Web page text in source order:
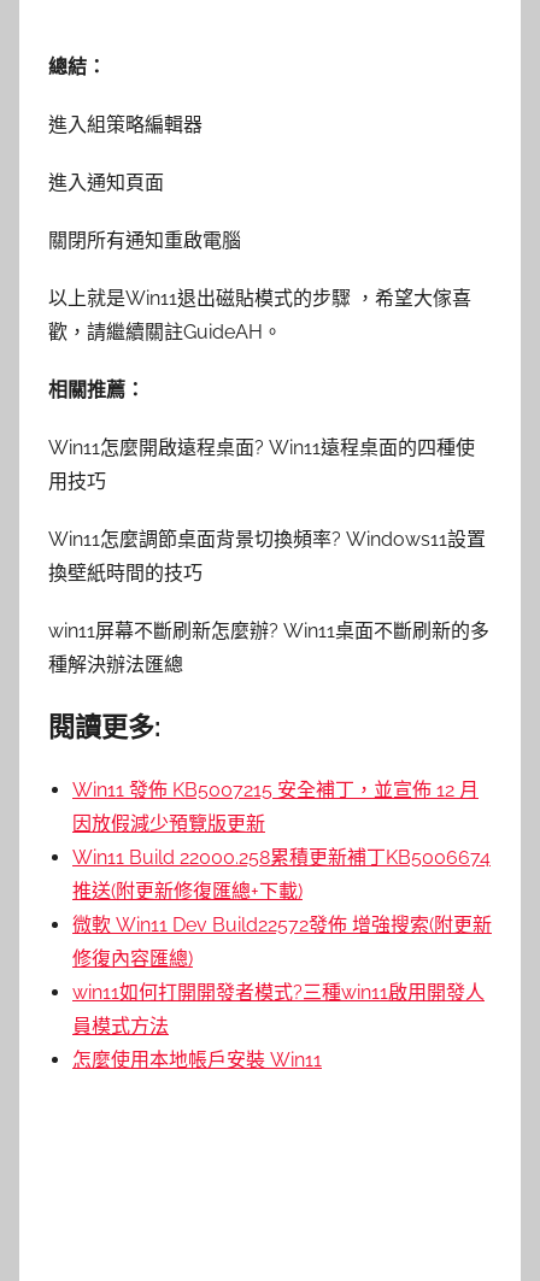
總結：
進入組策略編輯器
進入通知頁面
關閉所有通知重啟電腦
以上就是Win11退出磁貼模式的步驟 ，希望大傢喜
歡，請繼續關註GuideAH。
相關推薦：
Win11怎麼開啟遠程桌面? Win11遠程桌面的四種使
用技巧
Win11怎麼調節桌面背景切換頻率? Windows11設置
換壁紙時間的技巧
win11屏幕不斷刷新怎麼辦? Win11桌面不斷刷新的多
種解決辦法匯總
閱讀更多:
Win11 發佈 KB5007215 安全補丁，並宣佈 12 月
因放假減少預覽版更新
Win11 Build 22000.258累積更新補丁KB5006674
推送(附更新修復匯總+下載)
微軟 Win11 Dev Build22572發佈 增強搜索(附更新
修復內容匯總)
win11如何打開開發者模式?三種win11啟用開發人
員模式方法
怎麼使用本地帳戶安裝 Win11